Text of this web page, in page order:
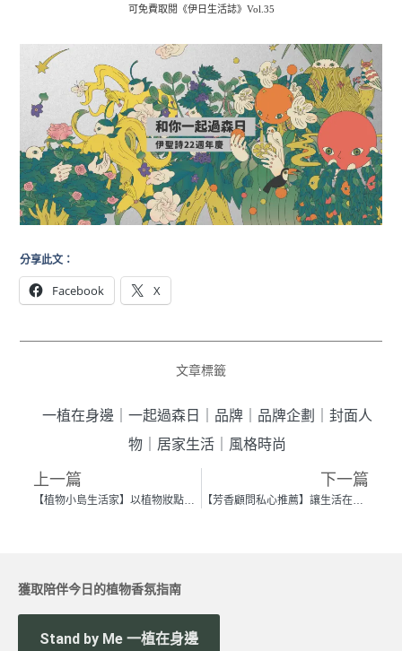
可免費取閱《伊日生活誌》Vol.35
分享此文：
Facebook X
文章標籤
一植在身邊 一起過森日 品牌 品牌企劃
封面人
物
居家生活 風格時尚
上一篇
【植物小島生活家】以植物妝點對家的想像，細品城市生活的快與慢 —— 蔡適宇 Kevin
下一篇
【芳香顧問私心推薦】讓生活在草木香氣中萌芽
獲取陪伴今日的植物香氛指南
Stand by Me 一植在身邊